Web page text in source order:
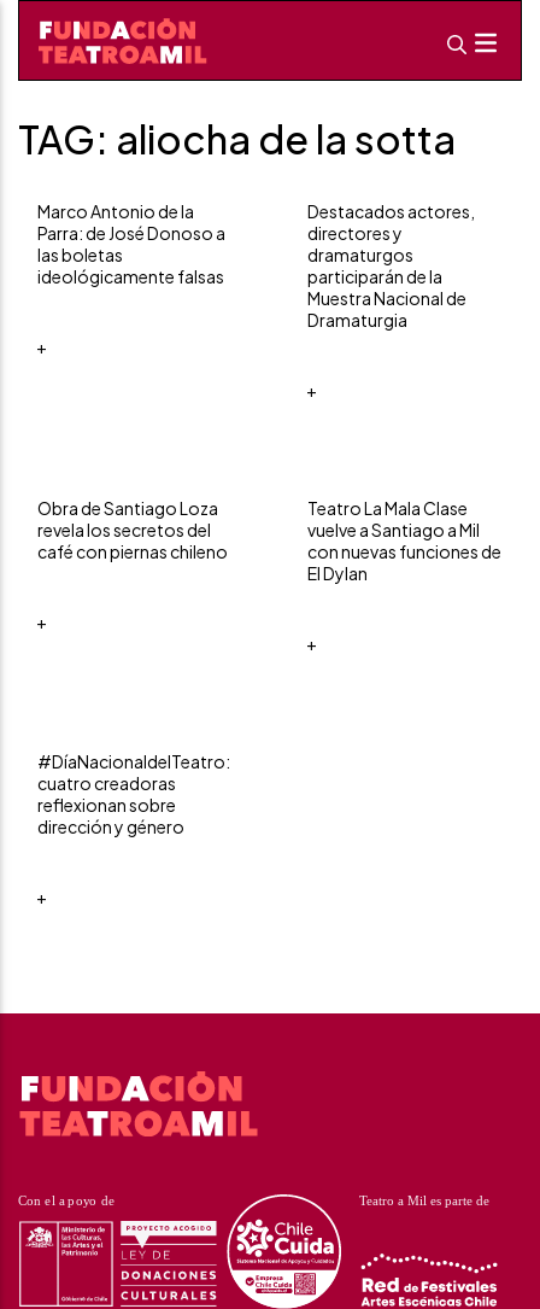
TAG: aliocha de la sotta
Marco Antonio de la
Parra: de José Donoso a
las boletas
ideológicamente falsas
+
Destacados actores,
directores y
dramaturgos
participarán de la
Muestra Nacional de
Dramaturgia
+
Obra de Santiago Loza
revela los secretos del
café con piernas chileno
+
Teatro La Mala Clase
vuelve a Santiago a Mil
con nuevas funciones de
El Dylan
+
#DíaNacionaldelTeatro:
cuatro creadoras
reflexionan sobre
dirección y género
+